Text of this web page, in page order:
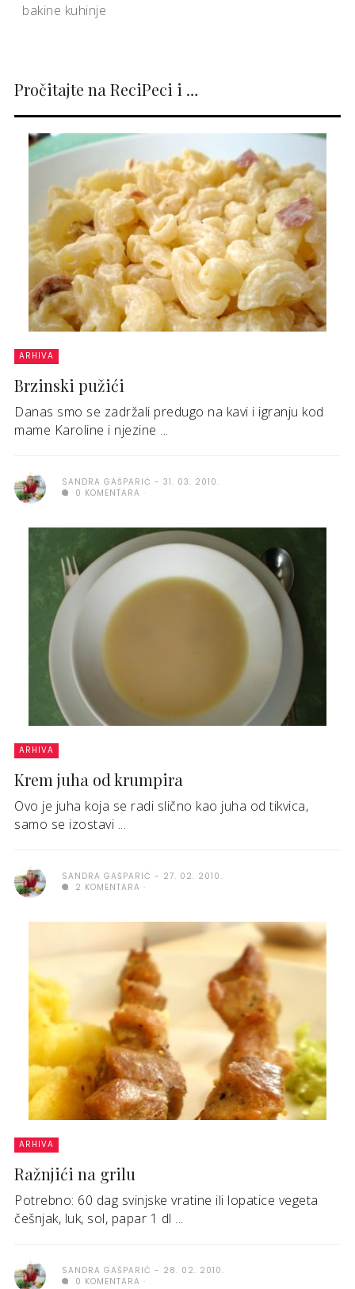
bakine kuhinje
Pročitajte na ReciPeci i …
ARHIVA
Brzinski pužići
Danas smo se zadržali predugo na kavi i igranju kod
mame Karoline i njezine ...
SANDRA GAŠPARIĆ
31. 03. 2010.
0 KOMENTARA
ARHIVA
Krem juha od krumpira
Ovo je juha koja se radi slično kao juha od tikvica,
samo se izostavi ...
SANDRA GAŠPARIĆ
27. 02. 2010.
2 KOMENTARA
ARHIVA
Ražnjići na grilu
Potrebno: 60 dag svinjske vratine ili lopatice vegeta
češnjak, luk, sol, papar 1 dl ...
SANDRA GAŠPARIĆ
28. 02. 2010.
0 KOMENTARA